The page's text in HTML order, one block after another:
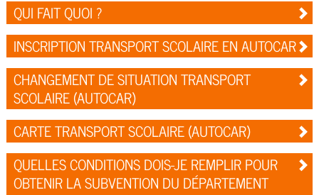
QUI FAIT QUOI ?
INSCRIPTION TRANSPORT SCOLAIRE EN AUTOCAR
CHANGEMENT DE SITUATION TRANSPORT
SCOLAIRE (AUTOCAR)
CARTE TRANSPORT SCOLAIRE (AUTOCAR)
QUELLES CONDITIONS DOIS-JE REMPLIR POUR
OBTENIR LA SUBVENTION DU DÉPARTEMENT